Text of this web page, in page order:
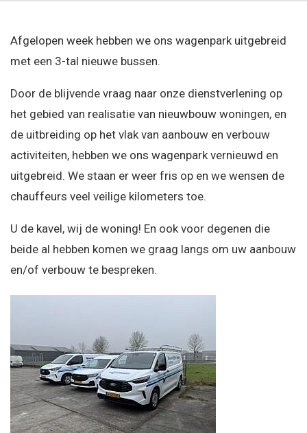
Afgelopen week hebben we ons wagenpark uitgebreid
met een 3-tal nieuwe bussen.
Door de blijvende vraag naar onze dienstverlening op
het gebied van realisatie van nieuwbouw woningen, en
de uitbreiding op het vlak van aanbouw en verbouw
activiteiten, hebben we ons wagenpark vernieuwd en
uitgebreid. We staan er weer fris op en we wensen de
chauffeurs veel veilige kilometers toe.
U de kavel, wij de woning! En ook voor degenen die
beide al hebben komen we graag langs om uw aanbouw
en/of verbouw te bespreken.